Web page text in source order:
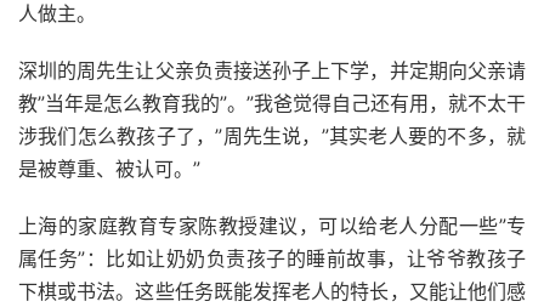
人做主。
深圳的周先生让父亲负责接送孙子上下学，并定期向父亲请
教”当年是怎么教育我的”。”我爸觉得自己还有用，就不太干
涉我们怎么教孩子了，”周先生说，”其实老人要的不多，就
是被尊重、被认可。”
上海的家庭教育专家陈教授建议，可以给老人分配一些”专
属任务”：比如让奶奶负责孩子的睡前故事，让爷爷教孩子
下棋或书法。这些任务既能发挥老人的特长，又能让他们感